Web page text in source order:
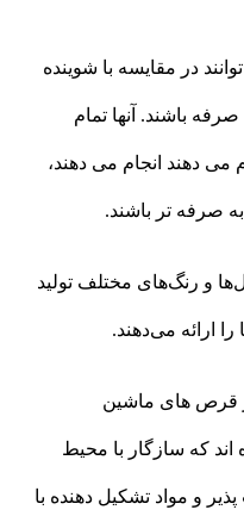
در مقایسه با شوینده
باشند. آنها تمام
می دهند انجام می دهند،
صرفه تر باشند.
و رنگ‌های مختلف تولید
ارائه می‌دهند.
قرص های ماشین
که سازگار با محیط
و مواد تشکیل دهنده با